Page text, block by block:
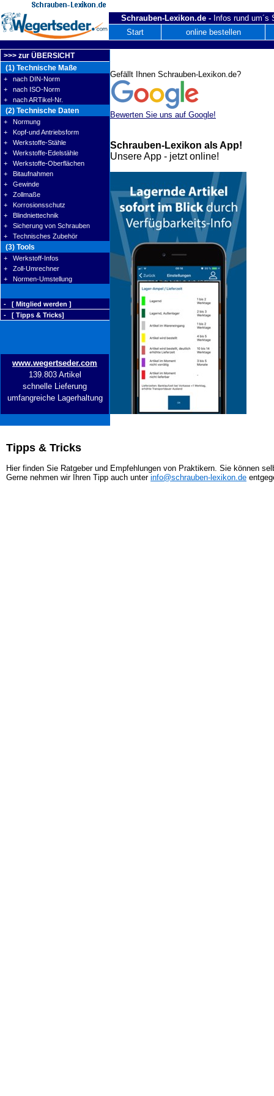
Schrauben-Lexikon.de - Infos rund um´s
Start
online bestellen
>>> zur ÜBERSICHT
(1) Technische Maße
+ nach DIN-Norm
+ nach ISO-Norm
+ nach ARTikel-Nr.
(2) Technische Daten
+ Normung
+ Kopf-und Antriebsform
+ Werkstoffe-Stähle
+ Werkstoffe-Edelstähle
+ Werkstoffe-Oberflächen
+ Bitaufnahmen
+ Gewinde
+ Zollmaße
+ Korrosionsschutz
+ Blindniettechnik
+ Sicherung von Schrauben
+ Technisches Zubehör
(3) Tools
+ Werkstoff-Infos
+ Zoll-Umrechner
+ Normen-Umstellung
- [ Mitglied werden ]
- [ Tipps & Tricks]
www.wegertseder.com
139.803 Artikel
schnelle Lieferung
umfangreiche Lagerhaltung
Tipps & Tricks
Hier finden Sie Ratgeber und Empfehlungen von Praktikern. Sie können
Gerne nehmen wir Ihren Tipp auch unter info@schrauben-lexikon.de
Gefällt Ihnen Schrauben-Lexikon.de?
Bewerten Sie uns auf Google!
Schrauben-Lexikon als App!
Unsere App - jetzt online!